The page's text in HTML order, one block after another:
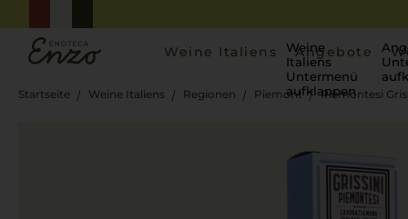
Weine Italiens
Weine
Italiens
Untermenü
aufklappen
Angebote
Startseite Weine Italiens Regionen Piemont Piemontesi